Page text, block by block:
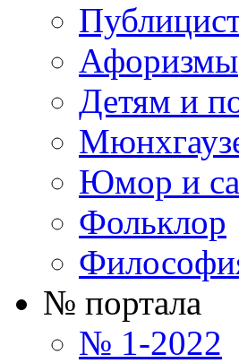
Афоризмы
Детям и
Юмор и
Фольклор
№ портала
№ 1-2022